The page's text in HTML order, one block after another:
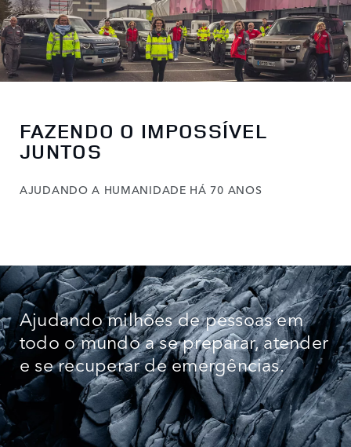
FAZENDO O IMPOSSÍVEL
JUNTOS
AJUDANDO A HUMANIDADE HÁ 70 ANOS
Ajudando milhões de pessoas em
todo o mundo a se preparar, atender
e se recuperar de emergências.